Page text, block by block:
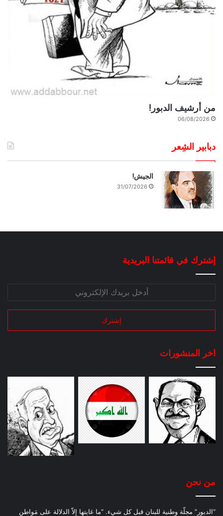
من أرشيف الدبور!
06/08/2026
دبابير الشِعر
الجيش!
31/07/2026
إشترك في قائمتنا البريدية
اخر المنشورات
من نحن
“الدبور” مجلّة وطنية للبنان قبل كل شيء. “ما غايتها إلاّ الدلالة على مَواطن